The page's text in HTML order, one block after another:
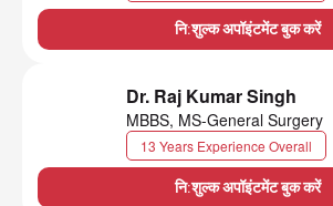
नि:शुल्क अपॉइंटमेंट बुक करें
Dr. Raj Kumar Singh
MBBS, MS-General Surgery
13 Years Experience Overall
नि:शुल्क अपॉइंटमेंट बुक करें